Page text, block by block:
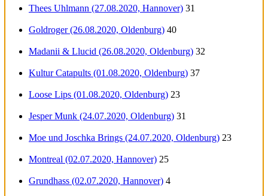
Thees Uhlmann (27.08.2020, Hannover) 31
Goldroger (26.08.2020, Oldenburg) 40
Madanii & Llucid (26.08.2020, Oldenburg) 32
Kultur Catapults (01.08.2020, Oldenburg) 37
Loose Lips (01.08.2020, Oldenburg) 23
Jesper Munk (24.07.2020, Oldenburg) 31
Moe und Joschka Brings (24.07.2020, Oldenburg) 23
Montreal (02.07.2020, Hannover) 25
Grundhass (02.07.2020, Hannover) 4